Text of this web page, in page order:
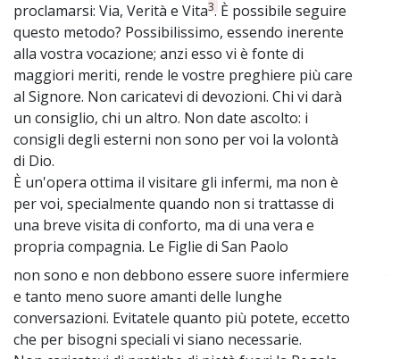
proclamarsi: Via, Verità e Vita3. È possibile seguire
questo metodo? Possibilissimo, essendo inerente
alla vostra vocazione; anzi esso vi è fonte di
maggiori meriti, rende le vostre preghiere più care
al Signore. Non caricatevi di devozioni. Chi vi darà
un consiglio, chi un altro. Non date ascolto: i
consigli degli esterni non sono per voi la volontà
di Dio.
È un'opera ottima il visitare gli infermi, ma non è
per voi, specialmente quando non si trattasse di
una breve visita di conforto, ma di una vera e
propria compagnia. Le Figlie di San Paolo
non sono e non debbono essere suore infermiere
e tanto meno suore amanti delle lunghe
conversazioni. Evitatele quanto più potete, eccetto
che per bisogni speciali vi siano necessarie.